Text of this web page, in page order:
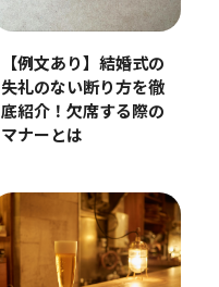
【例文あり】結婚式の
失礼のない断り方を徹
底紹介！欠席する際の
マナーとは